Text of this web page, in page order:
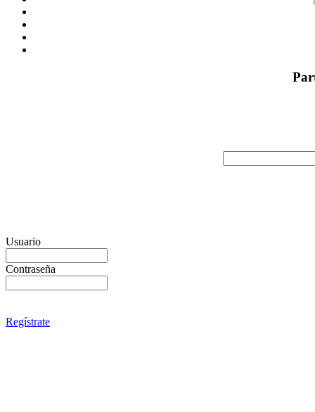
Usuario
Contraseña
Regístrate